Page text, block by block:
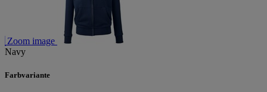
Zoom image
Navy
Farbvariante